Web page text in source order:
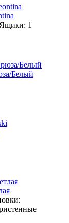
Ящики: 1
Белый